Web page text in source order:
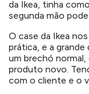
da Ikea, tinha
segunda mão
O case da Ikea
prática, e a grande
um brechó normal,
produto novo.
com o cliente e o